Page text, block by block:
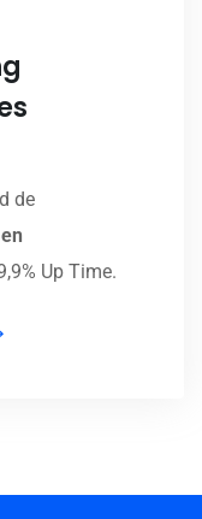
de
Up Time.